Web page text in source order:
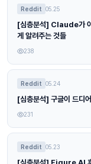
Reddit 05.25
[심층분석] Claude가
게 알려주는 것들
238
Reddit 05.24
[심층분석] 구글이 드디
231
Reddit 05.23
[심층분석] Figure AI